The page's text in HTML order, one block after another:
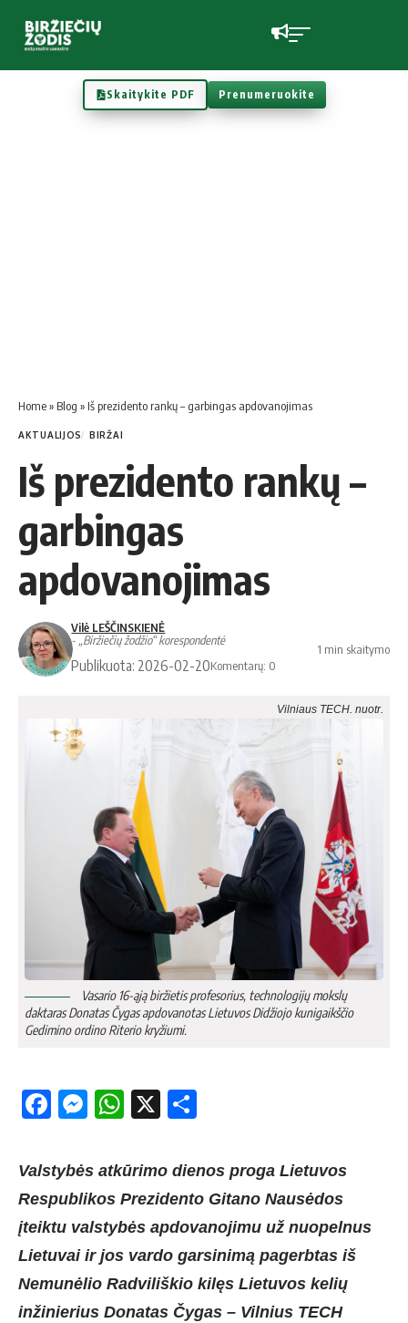
Skaitykite PDF Prenumeruokite
Home» Blog » Iš prezidento rankų – garbingas apdovanojimas
AKTUALIJOS BIRŽAI
Iš prezidento rankų –
garbingas
apdovanojimas
Vilė LEŠČINSKIENĖ
- „Biržiečių žodžio“ korespondentė
Publikuota: 2026-02-20Komentarų: 0
1 min skaitymo
Vilniaus TECH. nuotr.
Vasario 16-ąją biržietis profesorius, technologijų mokslų
daktaras Donatas Čygas apdovanotas Lietuvos Didžiojo kunigaikščio
Gedimino ordino Riterio kryžiumi.
Facebook
Messenger
WhatsApp
X
Valstybės atkūrimo dienos proga Lietuvos
Respublikos Prezidento Gitano Nausėdos
įteiktu valstybės apdovanojimu už nuopelnus
Lietuvai ir jos vardo garsinimą pagerbtas iš
Nemunėlio Radviliškio kilęs Lietuvos kelių
inžinierius Donatas Čygas – Vilnius TECH